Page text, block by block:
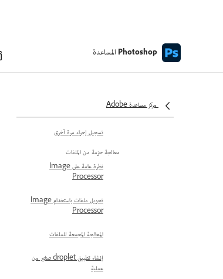
Photoshop المساعدة
مركز مساعدة Adobe
تسجيل إجراء مرة أخرى
معالجة حزمة من الملفات
نظرة عامة على Image
Processor
تحويل ملفات باستخدام Image
Processor
المعالجة المجمعة للملفات
إنشاء تطبيق droplet صغير من
عملية